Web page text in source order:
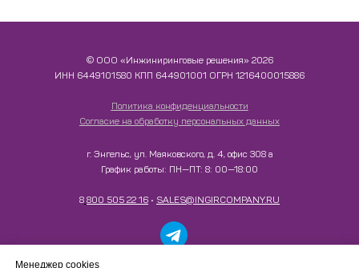
Менеджер cookies
© ООО «Инжиниринговые решения» 2026
ИНН​​​​​​​ 6449101580 КПП 644901001 ОГРН 1216400015886
Политика конфиденциальности
Согласие на обработку персональных данных
Работаем только с юридическими лицами в рамках
г. Энгельс, ул. Маяковского, д. 4, офис 308 а
График работы: ПН—ПТ: 8: 00—18:00
8 800 505 22 16 • SALES@INGIRCOMPANY.RU